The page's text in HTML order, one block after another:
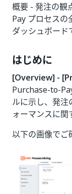
概要 - 発注の観
Pay プロセス
ダッシュボード
はじめに
[Overview] -
Purchase-to-
ルに示し、発注
ォーマンスに関
以下の画像でご